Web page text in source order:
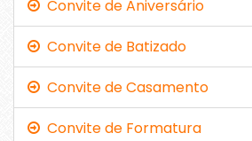
Convite de Aniversário
Convite de Batizado
Convite de Casamento
Convite de Formatura